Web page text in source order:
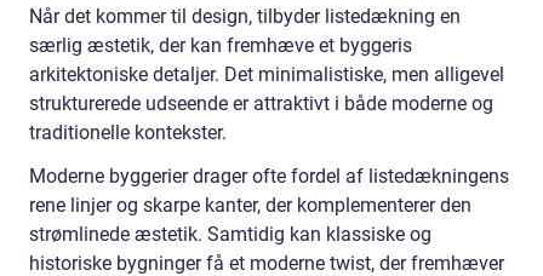
Når det kommer til design, tilbyder listedækning en
særlig æstetik, der kan fremhæve et byggeris
arkitektoniske detaljer. Det minimalistiske, men alligevel
strukturerede udseende er attraktivt i både moderne og
traditionelle kontekster.
Moderne byggerier drager ofte fordel af listedækningens
rene linjer og skarpe kanter, der komplementerer den
strømlinede æstetik. Samtidig kan klassiske og
historiske bygninger få et moderne twist, der fremhæver